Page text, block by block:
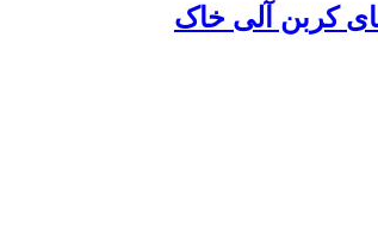
کربن آلی خاک